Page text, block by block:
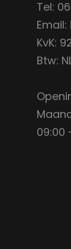
Tel:
KvK:
Btw:
09:00